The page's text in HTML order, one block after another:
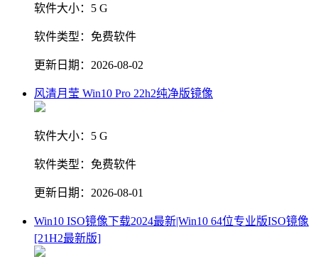
软件大小： 5 G
软件类型： 免费软件
更新日期： 2026-08-02
风清月莹 Win10 Pro 22h2纯净版镜像
软件大小： 5 G
软件类型： 免费软件
更新日期： 2026-08-01
Win10 ISO镜像下载2024最新|Win10 64位专业版ISO镜像
[21H2最新版]